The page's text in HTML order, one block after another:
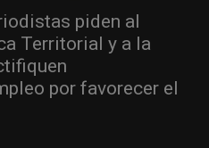
piden al
Territorial y a la
por favorecer el